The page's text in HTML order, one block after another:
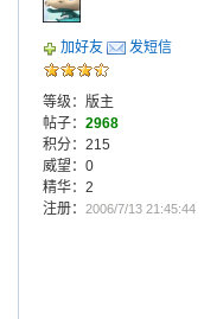
加好友 发短信
等级：版主
帖子： 2968
积分：215
威望：0
精华：2
注册： 2006/7/13 21:45:44